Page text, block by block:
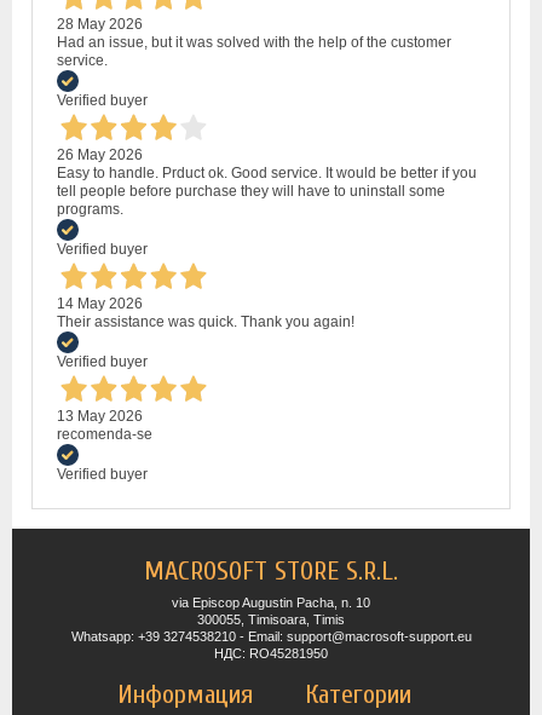
28 May 2026
Had an issue, but it was solved with the help of the customer
service.
Verified buyer
26 May 2026
Easy to handle. Prduct ok. Good service. It would be better if you
tell people before purchase they will have to uninstall some
programs.
Verified buyer
14 May 2026
Their assistance was quick. Thank you again!
Verified buyer
13 May 2026
recomenda-se
Verified buyer
MACROSOFT STORE S.R.L.
via Episcop Augustin Pacha, n. 10
300055, Timisoara, Timis
Whatsapp: +39 3274538210 - Email: support@macrosoft-support.eu
НДС: RO45281950
Информация Категории